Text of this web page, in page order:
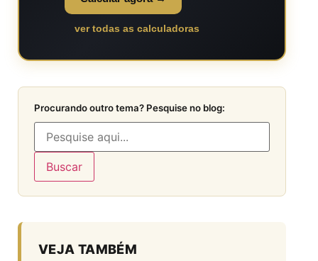
ver todas as calculadoras
Procurando outro tema? Pesquise no blog:
Buscar
VEJA TAMBÉM